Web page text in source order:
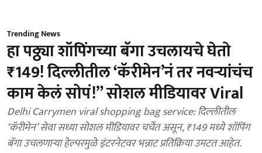
Trending News
हा पठ्ठ्या शॉपिंगच्या बॅगा उचलायचे घेतो
₹149! दिल्लीतील ‘कॅरीमेन’नं तर नवऱ्यांचंच
काम केलं सोपं!” सोशल मीडियावर Viral
Delhi Carrymen viral shopping bag service: दिल्लीतील
‘कॅरीमेन’ सेवा सध्या सोशल मीडियावर चर्चेत असून, ₹149 मध्ये शॉपिंग
बॅगा उचलणाऱ्या हेल्परमुळे इंटरनेटवर भन्नाट प्रतिक्रिया उमटत आहेत.